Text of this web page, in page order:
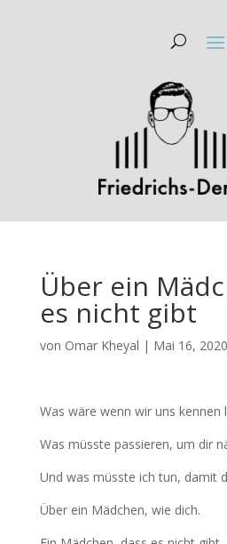
Über ein
es nicht gibt
von Omar Kheyal | Mai 16, 2020
Was wäre wenn wir uns kennen
Was müsste passieren, um dir
Und was müsste ich tun, damit
Über ein Mädchen, wie dich.